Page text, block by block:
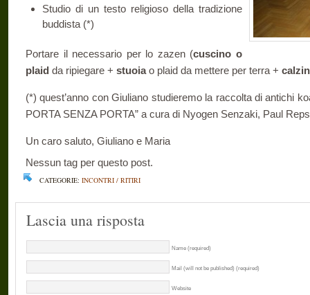
Studio di un testo religioso della tradizione
buddista (*)
Portare il necessario per lo zazen (cuscino o
plaid da ripiegare + stuoiao plaid da mettere per terra +
(*) quest’anno con Giuliano studieremo la raccolta di antichi
PORTA SENZA PORTA” a cura di Nyogen Senzaki, Paul
Un caro saluto, Giuliano e Maria
Nessun tag per questo post.
CATEGORIE: INCONTRI / RITIRI
Lascia una risposta
Name (required)
Mail (will not be published) (required)
Website